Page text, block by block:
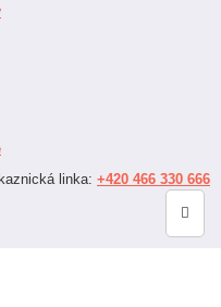
linka: +420 466 330 666